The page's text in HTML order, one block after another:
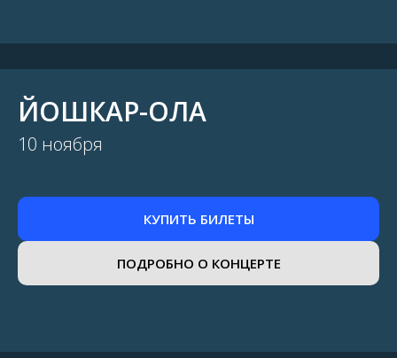
ЙОШКАР-ОЛА
10 ноября
КУПИТЬ БИЛЕТЫ
ПОДРОБНО О КОНЦЕРТЕ